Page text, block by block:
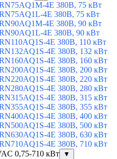
4E 380В, 75 кВт
4E 380В, 75 кВт
4E 380В, 90 кВт
4E 380В, 90 кВт
4E 380В, 110 кВт
4E 380В, 132 кВт
4E 380В, 160 кВт
4E 380В, 200 кВт
4E 380В, 220 кВт
4E 380В, 280 кВт
4E 380В, 315 кВт
4E 380В, 355 кВт
4E 380В, 400 кВт
4E 380В, 500 кВт
4E 380В, 630 кВт
4E 380В, 710 кВт
0,75-710 кВт
▼